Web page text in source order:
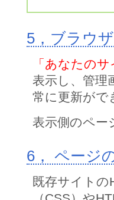
5，ブラウ
「あなたの
表示し、管理
常に更新がで
表示側のペー
6， ページ
既存サイト